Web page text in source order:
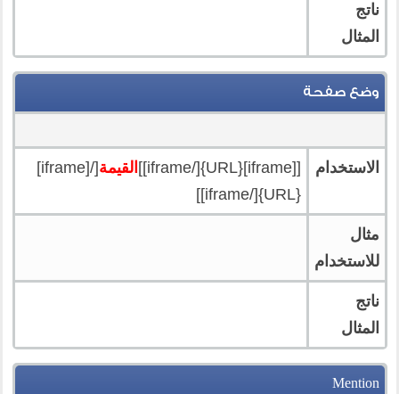
ناتج
المثال
وضع صفحة
الاستخدام [[iframe]{URL}[/iframe]] القيمة
[/[iframe]
{URL}[/iframe]]
مثال
للاستخدام
ناتج
المثال
Mention